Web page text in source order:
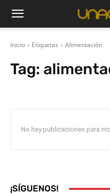
Inicio Etiquetas Alimentación
Tag:
No hay publicaciones para
¡SÍGUENOS!